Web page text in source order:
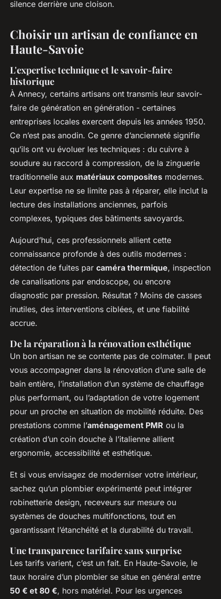
silence derrière une cloison.
Choisir un artisan de confiance en
Haute-Savoie
L'expertise technique et le savoir-faire
historique
À Annecy, certains artisans ont transmis leur savoir-
faire de génération en génération - certaines
entreprises locales exercent depuis les années 1950.
Ce n’est pas anodin. Ce genre d’ancienneté signifie
qu’ils ont vu évoluer les techniques : du cuivre à
soudure au raccord à compression, de la zinguerie
traditionnelle aux matériaux composites modernes.
Leur expertise ne se limite pas à réparer, elle inclut la
lecture des installations anciennes, parfois
complexes, typiques des bâtiments savoyards.
Aujourd’hui, ces professionnels allient cette
connaissance profonde à des outils modernes :
détection de fuites par caméra thermique, inspection
de canalisations par endoscope, ou encore
diagnostic par pression. Résultat ? Moins de casses
inutiles, des interventions ciblées, et une fiabilité
accrue.
De la réparation à la rénovation esthétique
Un bon artisan ne se contente pas de colmater. Il peut
vous accompagner dans la rénovation d’une salle de
bain entière, l’installation d’un système de chauffage
plus performant, ou l’adaptation de votre logement
pour un proche en situation de mobilité réduite. Des
prestations comme l’aménagement PMR ou la
création d’un coin douche à l’italienne allient
ergonomie, accessibilité et esthétique.
Et si vous envisagez de moderniser votre intérieur,
sachez qu’un plombier expérimenté peut intégrer
robinetterie design, receveurs sur mesure ou
systèmes de douches multifonctions, tout en
garantissant l’étanchéité et la durabilité du travail.
Une transparence tarifaire sans surprise
Les tarifs varient, c’est un fait. En Haute-Savoie, le
taux horaire d’un plombier se situe en général entre
50 € et 80 €, hors matériel. Pour les urgences